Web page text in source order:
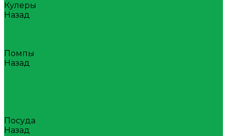
Кулеры
Назад
Помпы
Назад
Посуда
Назад